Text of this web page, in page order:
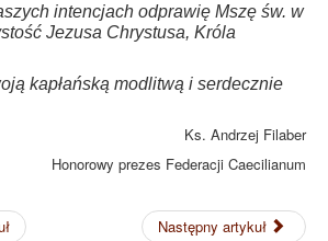
intencjach odprawię Mszę św. w
Jezusa Chrystusa, Króla
kapłańską modlitwą i serdecznie
Ks. Andrzej Filaber
Honorowy prezes Federacji Caecilianum
Następny artykuł